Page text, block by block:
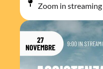
Zoom in streaming